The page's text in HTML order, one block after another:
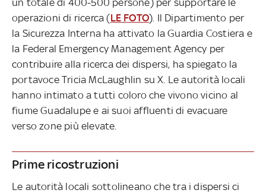
operazioni di ricerca (LE FOTO). Il Dipartimento per
la Sicurezza Interna ha attivato la Guardia Costiera e
la Federal Emergency Management Agency per
contribuire alla ricerca dei dispersi, ha spiegato la
portavoce Tricia McLaughlin su X. Le autorità locali
hanno intimato a tutti coloro che vivono vicino al
fiume Guadalupe e ai suoi affluenti di evacuare
verso zone più elevate.
Prime ricostruzioni
Le autorità locali sottolineano che tra i dispersi ci